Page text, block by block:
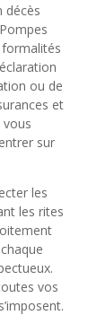
décès
formalités
ou de
et
sur
les
les rites
vos